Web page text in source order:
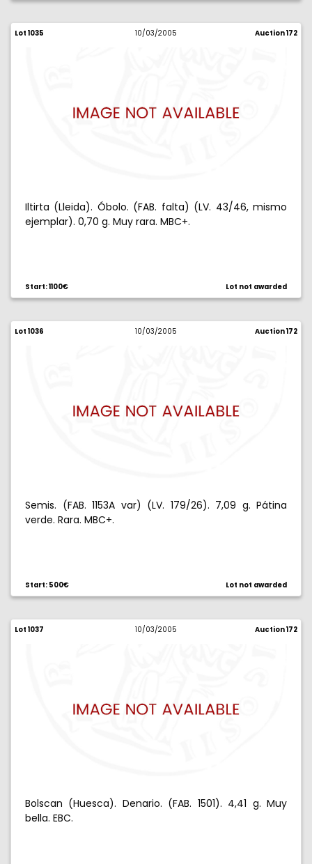
Lot 1035 10/03/2005 Auction 172
Iltirta (Lleida). Óbolo. (FAB. falta) (LV. 43/46, mismo
ejemplar). 0,70 g. Muy rara. MBC+.
Start: 1100€ Lot not awarded
Lot 1036 10/03/2005 Auction 172
Semis. (FAB. 1153A var) (LV. 179/26). 7,09 g. Pátina
verde. Rara. MBC+.
Start: 500€ Lot not awarded
Lot 1037 10/03/2005 Auction 172
Bolscan (Huesca). Denario. (FAB. 1501). 4,41 g. Muy
bella. EBC.